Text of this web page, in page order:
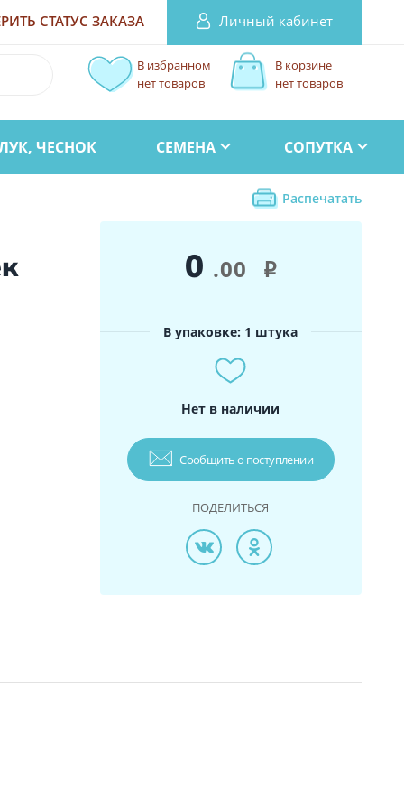
СТАТУС ЗАКАЗА Личный кабинет
В корзине
нет товаров
В избранном
нет товаров
ЧЕСНОК СЕМЕНА СОПУТКА
Распечатать
0 .00 i
В упаковке: 1 штука
Нет в наличии
Сообщить о поступлении
ПОДЕЛИТЬСЯ